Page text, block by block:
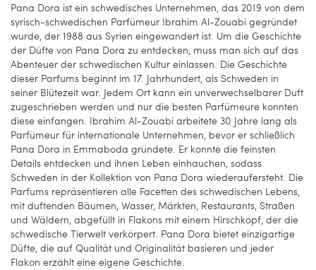
Pana Dora ist ein schwedisches Unternehmen, das 2019 von dem
syrisch-schwedischen Parfümeur Ibrahim Al-Zouabi gegründet
wurde, der 1988 aus Syrien eingewandert ist. Um die Geschichte
der Düfte von Pana Dora zu entdecken, muss man sich auf das
Abenteuer der schwedischen Kultur einlassen. Die Geschichte
dieser Parfums beginnt im 17. Jahrhundert, als Schweden in
seiner Blütezeit war. Jedem Ort kann ein unverwechselbarer Duft
zugeschrieben werden und nur die besten Parfümeure konnten
diese einfangen. Ibrahim Al-Zouabi arbeitete 30 Jahre lang als
Parfümeur für internationale Unternehmen, bevor er schließlich
Pana Dora in Emmaboda gründete. Er konnte die feinsten
Details entdecken und ihnen Leben einhauchen, sodass
Schweden in der Kollektion von Pana Dora wiederaufersteht. Die
Parfums repräsentieren alle Facetten des schwedischen Lebens,
mit duftenden Bäumen, Wasser, Märkten, Restaurants, Straßen
und Wäldern, abgefüllt in Flakons mit einem Hirschkopf, der die
schwedische Tierwelt verkörpert. Pana Dora bietet einzigartige
Düfte, die auf Qualität und Originalität basieren und jeder
Flakon erzählt eine eigene Geschichte.